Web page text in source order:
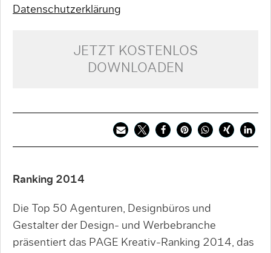
Datenschutzerklärung
JETZT KOSTENLOS
DOWNLOADEN
Ranking 2014
Die Top 50 Agenturen, Designbüros und
Gestalter der Design- und Werbebranche
präsentiert das PAGE Kreativ-Ranking 2014, das